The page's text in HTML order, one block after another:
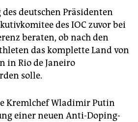
deutschen Präsidenten
des IOC zuvor bei
beraten, ob nach den
das komplette Land von
in Rio de Janeiro
solle.
Kremlchef Wladimir Putin
einer neuen Anti-Doping-